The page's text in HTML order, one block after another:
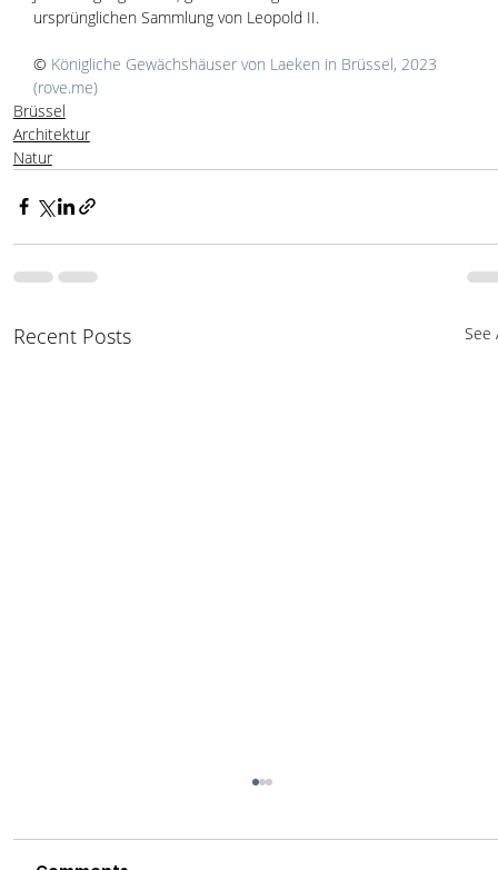
ursprünglichen Sammlung von Leopold II.
© Königliche Gewächshäuser von Laeken in Brüssel, 2023
(rove.me)
Brüssel
Architektur
Natur
Recent Posts See